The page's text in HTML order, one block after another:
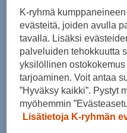
Koko
S M L
Kokotaulukko
Lisää
K-ryhmä
evästeitä, joiden avulla
tavalla. Lisäksi
palveluiden tehokkuutta
yksilöllinen
tarjoaminen. Voit antaa
”Hyväksy kaikki”. Pystyt
myöhemmin
Lisätietoja K-ryhmän